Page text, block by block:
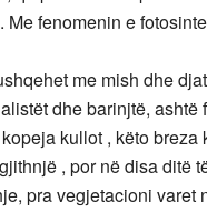
fenomenin e
me mish dhe
dhe barinjtë, ashtë
kullot , këto
, por në disa ditë
pra vegjetacioni varet